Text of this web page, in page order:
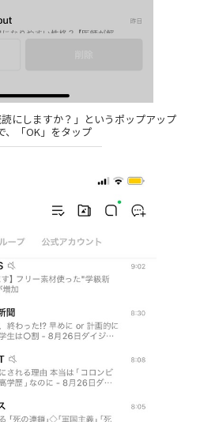
にしますか？」というポップアップ
、「OK」をタップ